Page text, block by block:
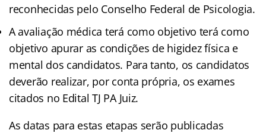
reconhecidas pelo Conselho Federal de Psicologia.
A avaliação médica terá como objetivo terá como
objetivo apurar as condições de higidez física e
mental dos candidatos. Para tanto, os candidatos
deverão realizar, por conta própria, os exames
citados no Edital TJ PA Juiz.
As datas para estas etapas serão publicadas